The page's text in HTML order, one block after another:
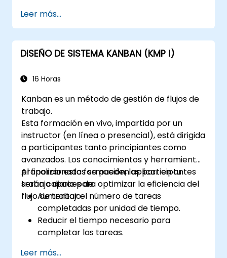
Leer más...
DISEÑO DE SISTEMA KANBAN (KMP I)
16 Horas
Kanban es un método de gestión de flujos de
trabajo.
Esta formación en vivo, impartida por un
instructor (en línea o presencial), está dirigida
a participantes tanto principiantes como
avanzados. Los conocimientos y herramientas
proporcionados se pueden aplicar en tu
trabajo diario para optimizar la eficiencia del
flujo de trabajo.
Al finalizar esta formación, los participantes
serán capaces de:
Aumentar el número de tareas
completadas por unidad de tiempo.
Reducir el tiempo necesario para
completar las tareas.
Leer más...